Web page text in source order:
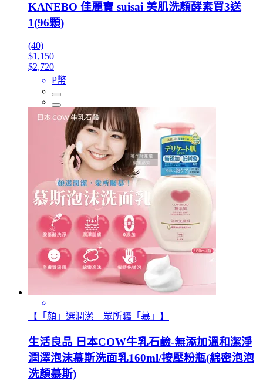
KANEBO 佳麗寶 suisai 美肌洗顏酵素買3送
1(96顆)
(40)
$1,150
$2,720
P幣
【「顏」選潤潔 眾所矚「慕」】
生活良品 日本COW牛乳石鹼-無添加溫和潔淨
潤澤泡沫慕斯洗面乳160ml/按壓粉瓶(綿密泡泡
洗顏慕斯)